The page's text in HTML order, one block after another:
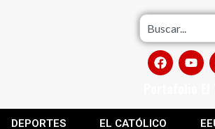
DEPORTES EL CATÓLICO